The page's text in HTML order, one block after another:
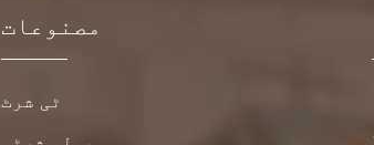
مصنوعات
ٹی شرٹ